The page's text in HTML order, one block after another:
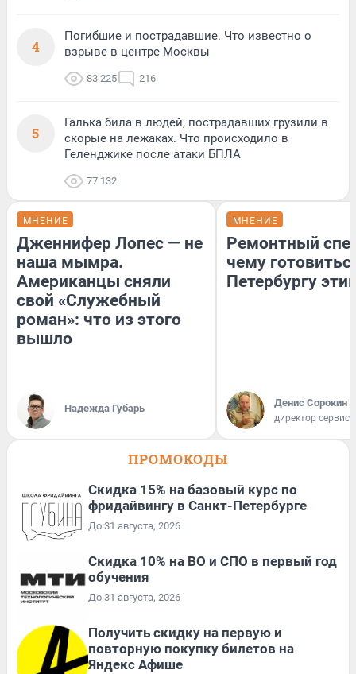
4
Погибшие и пострадавшие. Что известно о
взрыве в центре Москвы
83 225 216
5
Галька била в людей, пострадавших грузили в
скорые на лежаках. Что происходило в
Геленджике после атаки БПЛА
77 132
МНЕНИЕ
Дженнифер Лопес — не
наша мымра.
Американцы сняли
свой «Служебный
роман»: что из этого
вышло
Надежда Губарь
МНЕНИЕ
Ремонтный
чему
Петербургу
Денис Сорокин
директор
ПРОМОКОДЫ
Скидка 15% на базовый курс по
фридайвингу в Санкт-Петербурге
До 31 августа, 2026
Скидка 10% на ВО и СПО в первый год
обучения
До 31 августа, 2026
Получить скидку на первую и
повторную покупку билетов на
Яндекс Афише